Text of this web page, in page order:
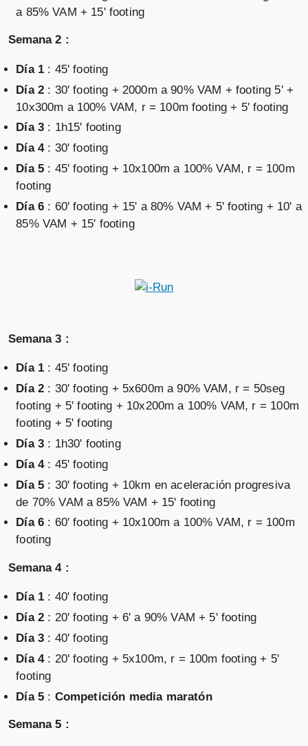
a 85% VAM + 15' footing
Semana 2 :
Día 1 : 45' footing
Día 2 : 30' footing + 2000m a 90% VAM + footing 5' +
10x300m a 100% VAM, r = 100m footing + 5' footing
Día 3 : 1h15' footing
Día 4: 30' footing
Día 5 : 45' footing + 10x100m a 100% VAM, r = 100m
footing
Día 6 : 60' footing + 15' a 80% VAM + 5' footing + 10' a
85% VAM + 15' footing
Semana 3 :
Día 1 : 45' footing
Día 2 : 30' footing + 5x600m a 90% VAM, r = 50seg
footing + 5' footing + 10x200m a 100% VAM, r = 100m
footing + 5' footing
Día 3 : 1h30' footing
Día 4: 45' footing
Día 5 : 30' footing + 10km en aceleración progresiva
de 70% VAM a 85% VAM + 15' footing
Día 6 : 60' footing + 10x100m a 100% VAM, r = 100m
footing
Semana 4 :
Día 1 : 40' footing
Día 2 : 20' footing + 6' a 90% VAM + 5' footing
Día 3 : 40' footing
Día 4: 20' footing + 5x100m, r = 100m footing + 5'
footing
Día 5 : Competición media maratón
Semana 5 :